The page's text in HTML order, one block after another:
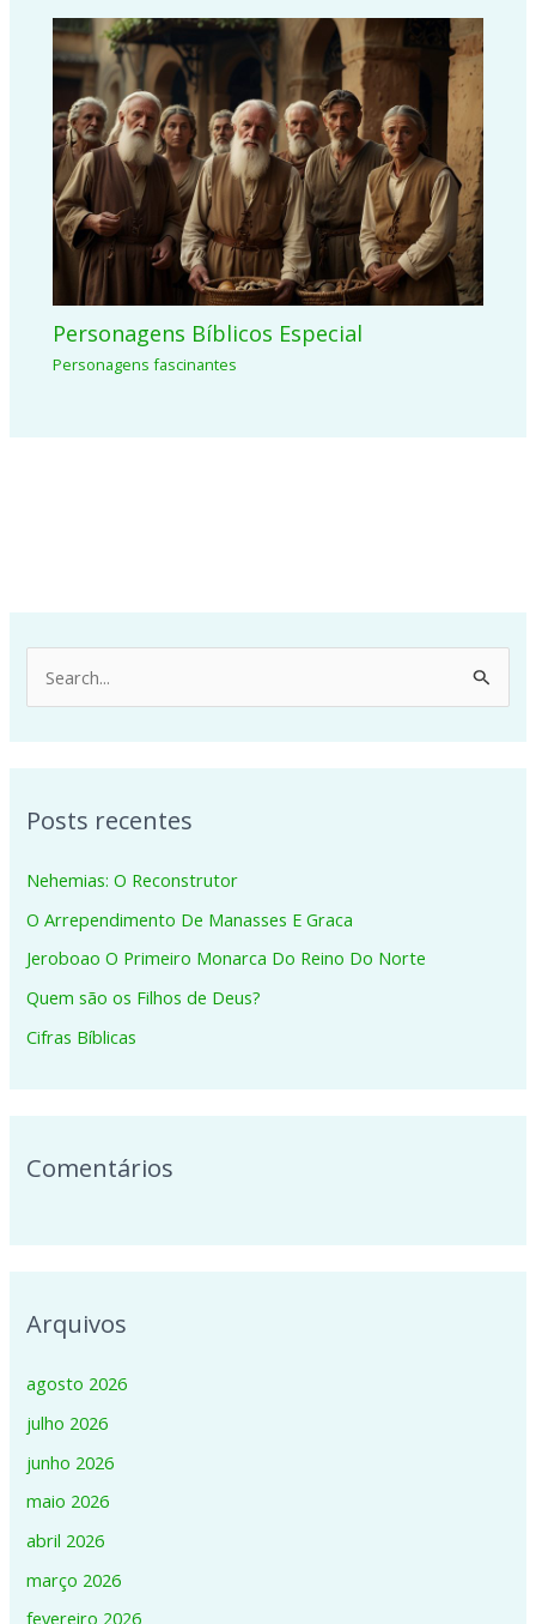
Personagens Bíblicos Especial
Personagens fascinantes
e
u
s
a
r
p
o
Posts recentes
Nehemias: O Reconstrutor
O Arrependimento De Manasses E Graca
Jeroboao O Primeiro Monarca Do Reino Do Norte
Quem são os Filhos de Deus?
Cifras Bíblicas
Comentários
Arquivos
agosto 2026
julho 2026
junho 2026
maio 2026
abril 2026
março 2026
fevereiro 2026